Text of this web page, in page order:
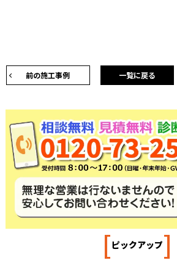
前の施工事例 一覧に戻る
[ピックアップ]